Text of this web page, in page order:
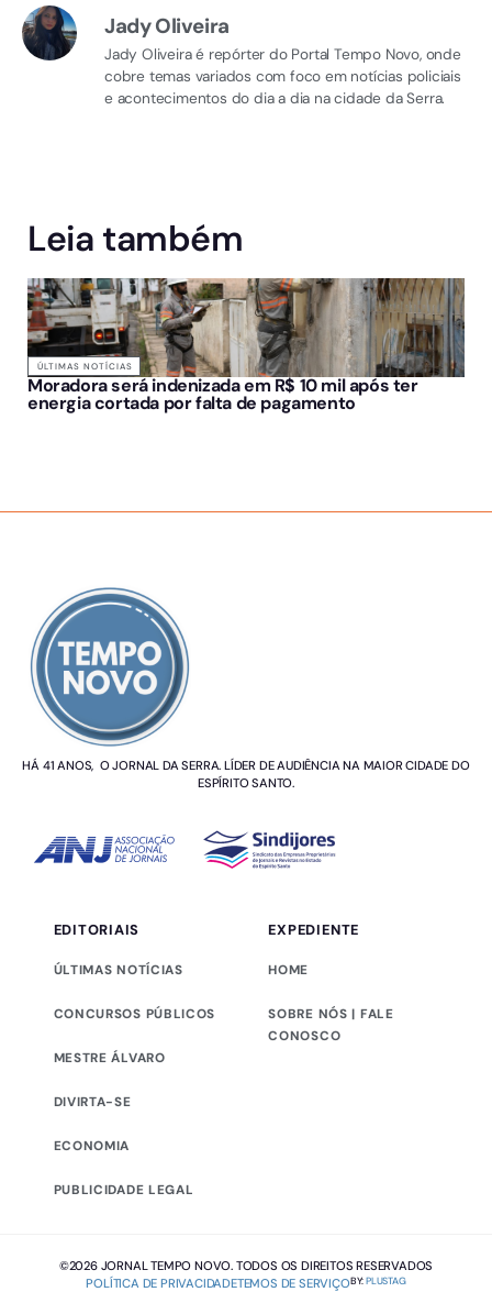
Jady Oliveira
Jady Oliveira é repórter do Portal Tempo Novo, onde
cobre temas variados com foco em notícias policiais
e acontecimentos do dia a dia na cidade da Serra.
Leia também
ÚLTIMAS NOTÍCIAS
Moradora será indenizada em R$ 10 mil após ter
energia cortada por falta de pagamento
HÁ 41 ANOS, O JORNAL DA SERRA. LÍDER DE AUDIÊNCIA NA MAIOR CIDADE DO
ESPÍRITO SANTO.
EDITORIAIS
ÚLTIMAS NOTÍCIAS
CONCURSOS PÚBLICOS
MESTRE ÁLVARO
DIVIRTA-SE
ECONOMIA
PUBLICIDADE LEGAL
EXPEDIENTE
HOME
SOBRE NÓS | FALE
CONOSCO
©2026 JORNAL TEMPO NOVO. TODOS OS DIREITOS RESERVADOS
POLÍTICA DE PRIVACIDADETEMOS DE SERVIÇOBY:PLUSTAG